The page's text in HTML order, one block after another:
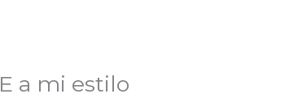
a mi estilo